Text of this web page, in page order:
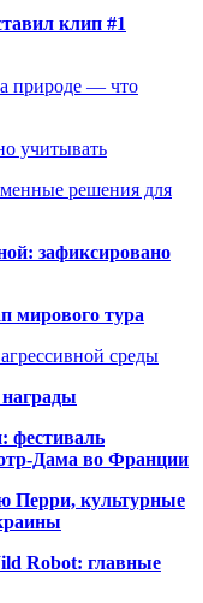
клип #1
природе — что
учитывать
решения для
зафиксировано
мирового тура
среды
фестиваль
Дама во Франции
Перри, культурные
Robot: главные